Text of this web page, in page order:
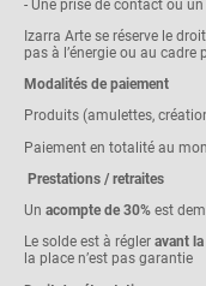
- Une prise de contact ou
Izarra Arte se réserve le
pas à l’énergie ou au cadre
Modalités de paiement
Produits (amulettes,
Paiement en totalité au
Prestations / retraites
Un acompte de 30% est
Le solde est à régler avant la
la place n’est pas garantie